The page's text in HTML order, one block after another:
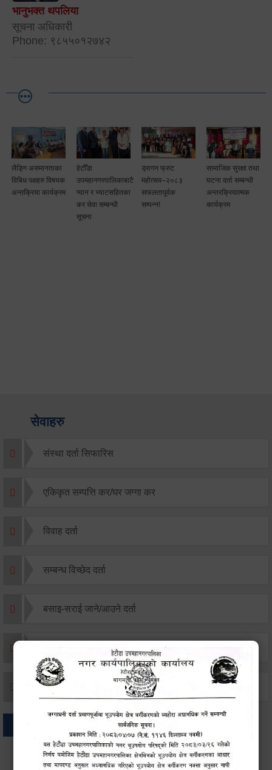
भानुभक्त थपलिया
सूचना अधिकारी
Phone: ९८५५०१२७४२
लैङ्गि असमानताका
विबिध पक्षहरु विषयक
अन्तक्रिया कार्यक्रम
हेटौँडा
उपमहानगरपालिकाबाटै
प्यान र भ्याटसहितका
कर सेवा सम्बन्धी
सूचना
ड्रागन फ्रुट
महोत्सव–२०८३
सफलतापूर्वक
सम्पन्न!
सामाजिक सुरक्षा तथा
घटना दर्ता सम्बन्धी
अन्तरक्रियात्मक
कार्यक्रम
सेवाहरु
संस्था दर्ता सिफारिस
एकिकृत सम्पत्ति कर/घर जग्गा कर
विवाह दर्ता
सम्बन्ध विच्छेद दर्ता
बसाइ-सराई जाने/आउने दर्ता
जन्म दर्ता
अन्य
थप विवरणहरु